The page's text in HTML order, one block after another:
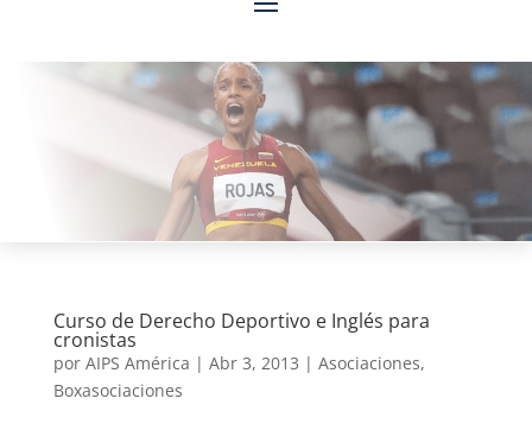
Curso de Derecho Deportivo e Inglés para
cronistas
por AIPS América | Abr 3, 2013 | Asociaciones,
Boxasociaciones